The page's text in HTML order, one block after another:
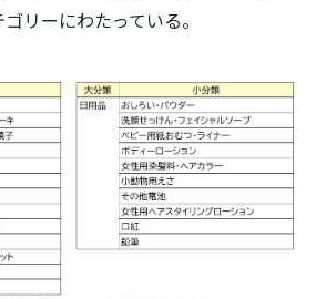
リーにわたっている。